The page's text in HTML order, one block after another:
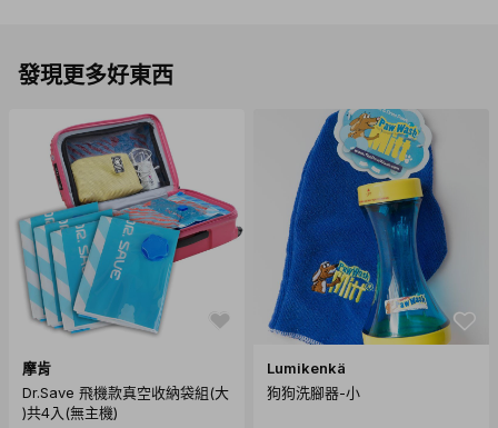
商品規格
產地：中國
材質：高品質鋁
尺寸：8.94 x 6.9 x 2.92cm
重量： 240g
【國際商品預購須知】
1. 購買國際預購商品時，頁面依預計出貨日載明標示，請以預
計出貨日為主。
2. 商品從國外下單進口需經過以下程序：進出口報關、空運/海
發現更多好東西
摩肯
Dr.Save 飛機款真空收納袋組(大
)共4入(無主機)
Lumikenkä
狗狗洗腳器-小